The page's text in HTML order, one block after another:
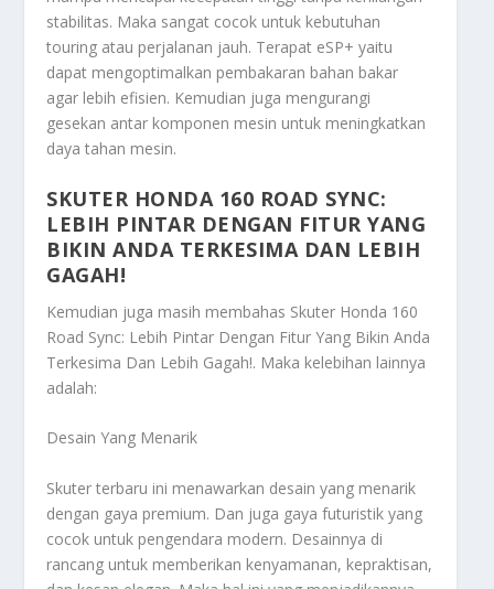
stabilitas. Maka sangat cocok untuk kebutuhan
touring atau perjalanan jauh. Terapat eSP+ yaitu
dapat mengoptimalkan pembakaran bahan bakar
agar lebih efisien. Kemudian juga mengurangi
gesekan antar komponen mesin untuk meningkatkan
daya tahan mesin.
SKUTER HONDA 160 ROAD SYNC:
LEBIH PINTAR DENGAN FITUR YANG
BIKIN ANDA TERKESIMA DAN LEBIH
GAGAH!
Kemudian juga masih membahas Skuter Honda 160
Road Sync: Lebih Pintar Dengan Fitur Yang Bikin Anda
Terkesima Dan Lebih Gagah!. Maka kelebihan lainnya
adalah:
Desain Yang Menarik
Skuter terbaru ini menawarkan desain yang menarik
dengan gaya premium. Dan juga gaya futuristik yang
cocok untuk pengendara modern. Desainnya di
rancang untuk memberikan kenyamanan, kepraktisan,